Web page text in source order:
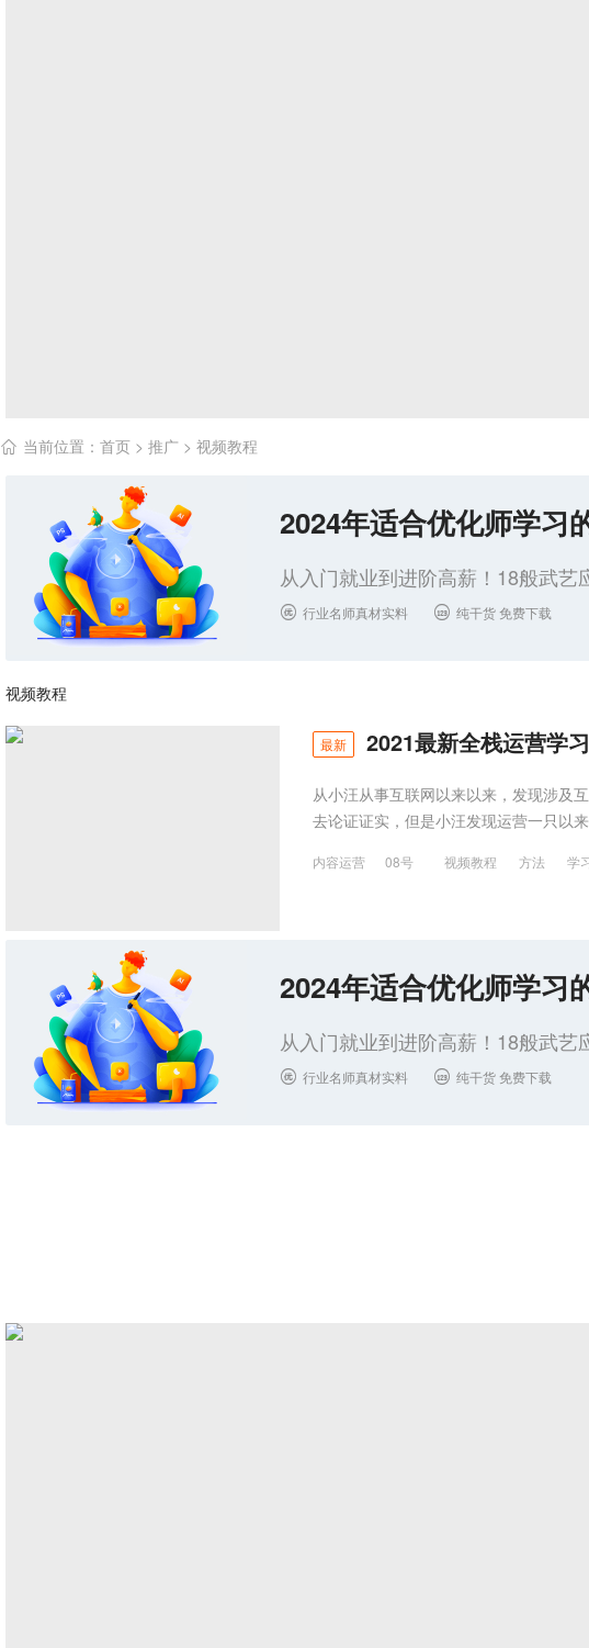
 当前位置： 首页 > 推广 > 视频教程
2024年适合优化师学习
从入门就业到进阶高薪！18般武艺
 行业名师真材实料  纯干货 免费下载
视频教程
最新 2021最新全栈运营学
从小汪从事互联网以来以来，发现涉及
去论证证实，但是小汪发现运营一只以
内容运营 08号 视频教程 方法 学
2024年适合优化师学习
从入门就业到进阶高薪！18般武艺
 行业名师真材实料  纯干货 免费下载